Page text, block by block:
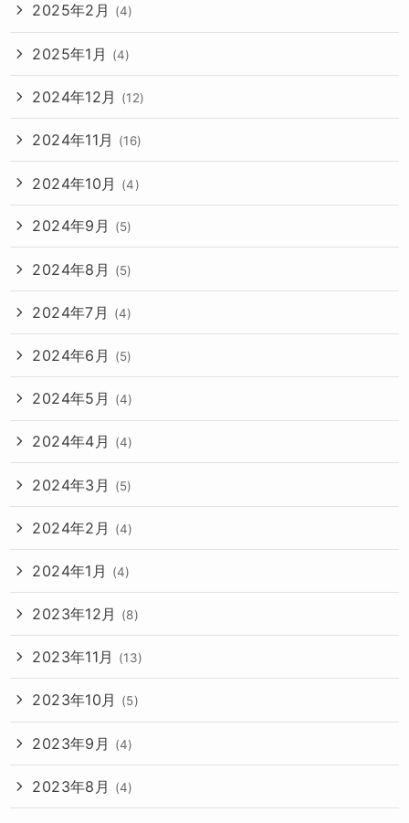
2025年2月 (4)
2025年1月 (4)
2024年12月 (12)
2024年11月 (16)
2024年10月 (4)
2024年9月 (5)
2024年8月 (5)
2024年7月 (4)
2024年6月 (5)
2024年5月 (4)
2024年4月 (4)
2024年3月 (5)
2024年2月 (4)
2024年1月 (4)
2023年12月 (8)
2023年11月 (13)
2023年10月 (5)
2023年9月 (4)
2023年8月 (4)